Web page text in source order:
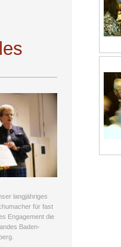
langjähriges
für fast
Engagement die
Baden-